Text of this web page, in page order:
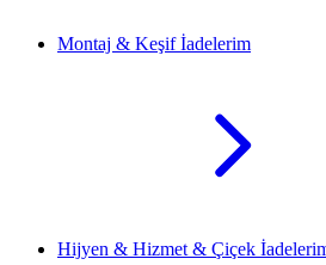
Montaj & Keşif İadelerim
Hijyen & Hizmet & Çiçek